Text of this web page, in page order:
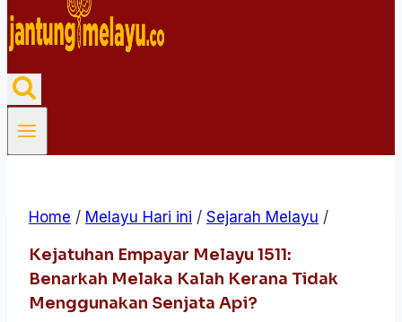
Home / Melayu Hari ini / Sejarah Melayu /
Kejatuhan Empayar Melayu 1511:
Benarkah Melaka Kalah Kerana Tidak
Menggunakan Senjata Api?